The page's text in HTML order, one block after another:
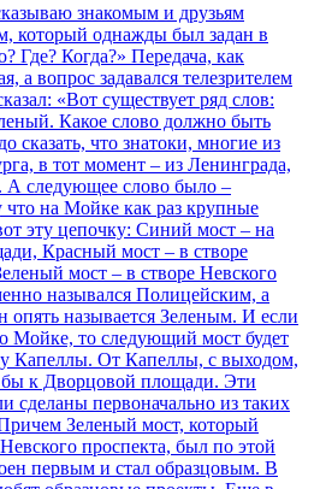
знакомым и друзьям
который однажды был задан в
Где? Когда?» Передача, как
а вопрос задавался телезрителем
«Вот существует ряд слов:
Какое слово должно быть
сказать, что знатоки, многие из
в тот момент – из Ленинграда,
А следующее слово было –
на Мойке как раз крупные
эту цепочку: Синий мост – на
Красный мост – в створе
мост – в створе Невского
назывался Полицейским, а
опять называется Зеленым. И если
Мойке, то следующий мост будет
у Капеллы. От Капеллы, с выходом,
к Дворцовой площади. Эти
сделаны первоначально из таких
Зеленый мост, который
проспекта, был по этой
первым и стал образцовым. В